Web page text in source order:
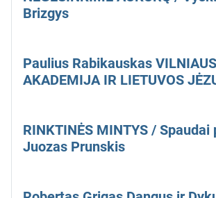
Brizgys
Paulius Rabikauskas VILNIAUS
AKADEMIJA IR LIETUVOS
RINKTINĖS MINTYS / Spaudai
Juozas Prunskis